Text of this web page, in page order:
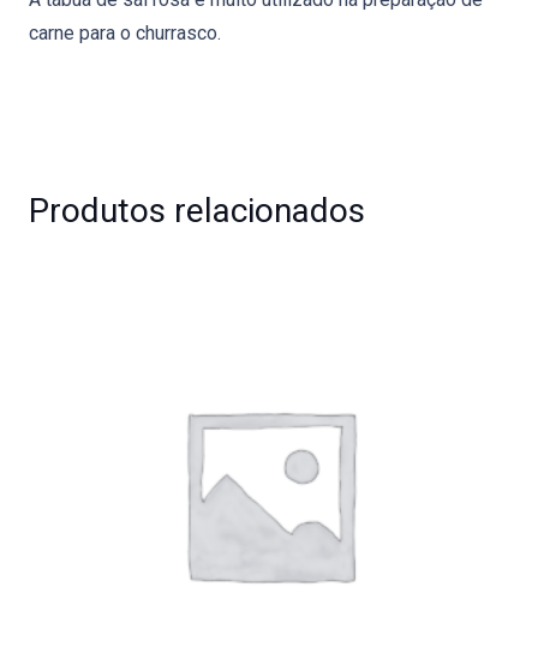
carne para o churrasco.
Produtos relacionados